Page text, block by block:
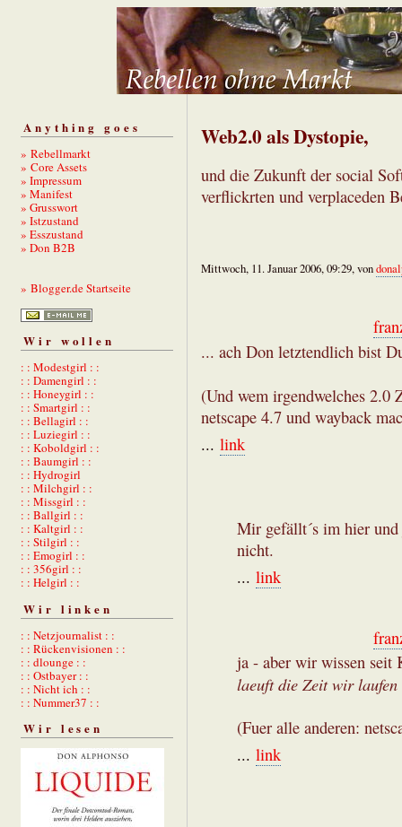
Anything goes
» Rebellmarkt
» Core Assets
» Impressum
» Manifest
» Grusswort
» Istzustand
» Esszustand
» Don B2B
» Blogger.de Startseite
Wir wollen
: : Modestgirl : :
: : Damengirl : :
: : Honeygirl : :
: : Smartgirl : :
: : Bellagirl : :
: : Luziegirl : :
: : Koboldgirl : :
: : Baumgirl : :
: : Hydrogirl
: : Milchgirl : :
: : Missgirl : :
: : Ballgirl : :
: : Kaltgirl : :
: : Stilgirl : :
: : Emogirl : :
: : 356girl : :
: : Helgirl : :
Wir linken
: : Netzjournalist : :
: : Rückenvisionen : :
: : dlounge : :
: : Ostbayer : :
: : Nicht ich : :
: : Nummer37 : :
Wir lesen
Web2.0 als Dystopie,
und die Zukunft der social
verflickrten und verplaceden
Mittwoch, 11. Januar 2006, 09:29, von
... ach Don letztendlich bist
(Und wem irgendwelches 2.0
netscape 4.7 und wayback
... link
Mir gefällt´s im hier
nicht.
... link
ja - aber wir wissen seit
laeuft die Zeit wir
(Fuer alle anderen:
... link